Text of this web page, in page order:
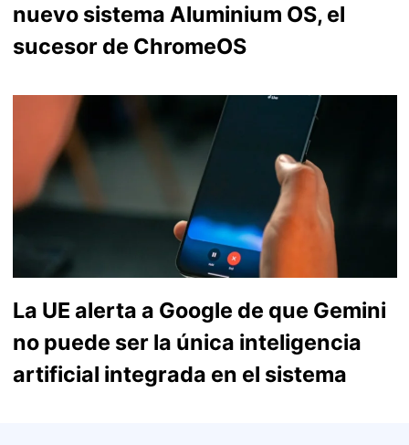
nuevo sistema Aluminium OS, el
sucesor de ChromeOS
La UE alerta a Google de que Gemini
no puede ser la única inteligencia
artificial integrada en el sistema